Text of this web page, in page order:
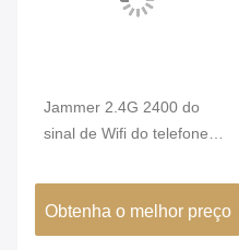
Jammer 2.4G 2400 do
sinal de Wifi do telefone
raio da interferência
Obtenha o melhor preço